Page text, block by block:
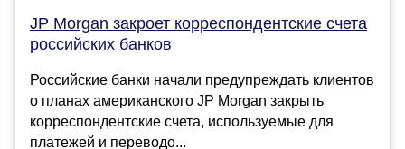
JP Morgan закроет корреспондентские счета
российских банков
Российские банки начали предупреждать клиентов
о планах американского JP Morgan закрыть
корреспондентские счета, используемые для
платежей и переводо...